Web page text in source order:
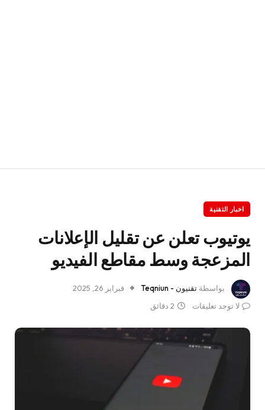
اخبار التقنية
يوتيوب تعلن عن تقليل الإعلانات
المزعجة وسط مقاطع الفيديو
بواسطة تقنيون - Teqniun
فبراير 26, 2025
لا توجد تعليقات
2 دقائق